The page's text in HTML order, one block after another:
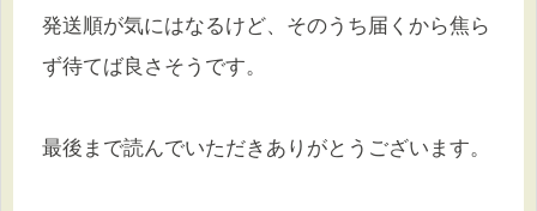
発送順が気にはなるけど、そのうち届くから焦ら
ず待てば良さそうです。
最後まで読んでいただきありがとうございます。